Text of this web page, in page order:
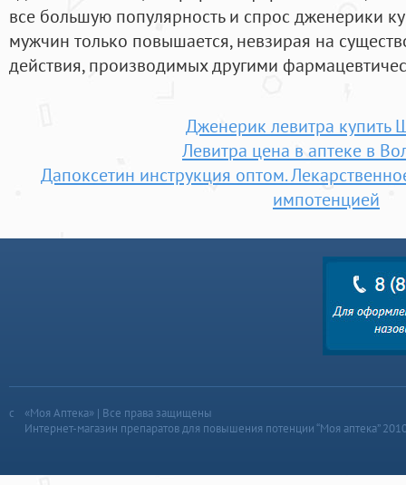
все большую популярность и спрос дженерики
мужчин только повышается, невзирая на
действия, производимых другими
Дженерик левитра купить
Левитра цена в аптеке в
Дапоксетин инструкция оптом.
импотенцией
«Моя Аптека» | Все права защищены
Интернет-магазин препаратов для повышения потенции “Моя аптека”